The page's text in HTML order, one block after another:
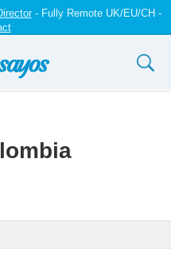
- Fully Remote UK/EU/CH -